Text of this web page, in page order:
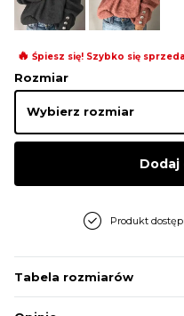
SWETRY
BIELIZNA
🔥 Śpiesz się! Szybko się
Rozmiar
Dodaj
Produkt
Tabela rozmiarów